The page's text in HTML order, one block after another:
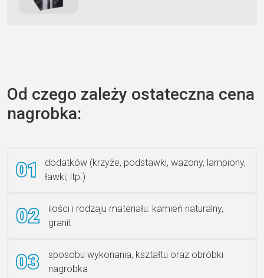
Książka 2
Ławka granitowa LG 12
Od czego zależy ostateczna cena
nagrobka:
dodatków (krzyże, podstawki, wazony, lampiony,
ławki, itp.)
ilości i rodzaju materiału: kamień naturalny,
granit
sposobu wykonania, kształtu oraz obróbki
nagrobka